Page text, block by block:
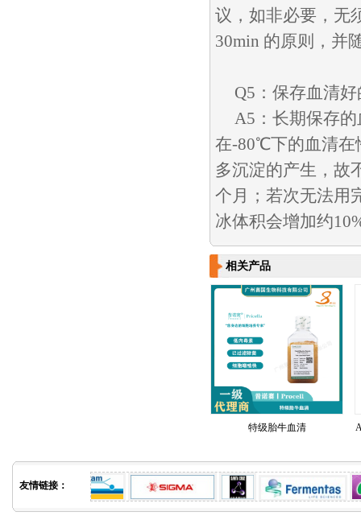
议，如非必要，无
30min 的原则，并
Q5：保存血清
A5：长期保存
在-80℃下的血清在
多沉淀的产生，故
个月；若次无法用
冰体积会增加约
相关产品
特级胎牛血清
友情链接：